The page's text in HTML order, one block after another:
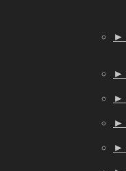
►
►
►
►
►